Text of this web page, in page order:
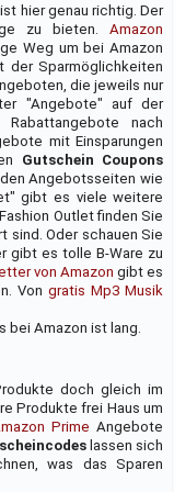
hier genau richtig. Der
zu bieten.Amazon
Weg um bei Amazon
der Sparmöglichkeiten
die jeweils nur
"Angebote" auf der
nach
mit Einsparungen
Gutschein Coupons
Angebotsseiten wie
gibt es viele weitere
Outlet finden Sie
sind. Oder schauen Sie
gibt es tolle B-Ware zu
von Amazon gibt es
Vongratis Mp3 Musik
bei Amazon ist lang.
doch gleich im
Produkte frei Haus um
Prime Angebote
lassen sich
was das Sparen